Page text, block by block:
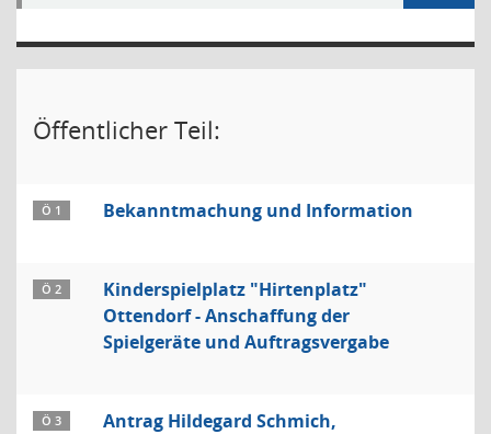
Öffentlicher Teil:
Ö 1 Bekanntmachung und Information
Ö 2
Kinderspielplatz "Hirtenplatz"
Ottendorf - Anschaffung der
Spielgeräte und Auftragsvergabe
Ö 3
Antrag Hildegard Schmich,